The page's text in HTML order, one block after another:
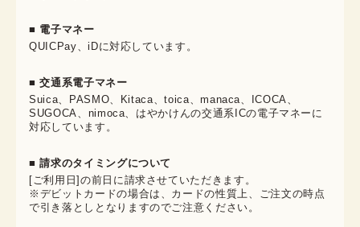
■ 電子マネー
QUICPay、iDに対応しています。
■ 交通系電子マネー
Suica、PASMO、Kitaca、toica、manaca、ICOCA、
SUGOCA、nimoca、はやかけんの交通系ICの電子マネーに
対応しています。
■ 請求のタイミングについて
[ご利用日]の前日に請求させていただきます。
※デビットカードの場合は、カードの性質上、ご注文の時点
で引き落としとなりますのでご注意ください。